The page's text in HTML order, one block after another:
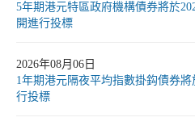
5年期港元特區政府機構債券將於
開進行投標
2026年08月06日
1年期港元隔夜平均指數掛鈎債券
行投標